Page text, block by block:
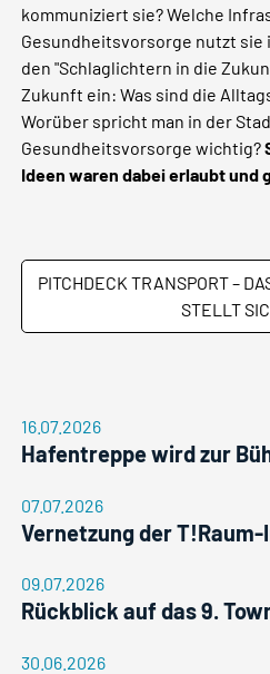
kommuniziert sie? Welche
Gesundheitsvorsorge nutzt sie
den "Schlaglichtern in die
Zukunft ein: Was sind die
Worüber spricht man in der
Gesundheitsvorsorge wichtig?
Ideen waren dabei erlaubt und
PITCHDECK TRANSPORT –
STELLT
16.07.2026
Hafentreppe wird zur
07.07.2026
Vernetzung der
09.07.2026
Rückblick auf das 9.
30.06.2026